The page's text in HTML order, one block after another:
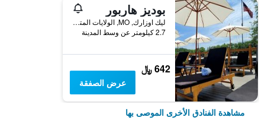
بوديز هاربور
ليك اوزارك, MO, الولايات المتحدة الأميريكية
2.7 كيلومتر عن وسط المدينة
642 ﷼
عرض الصفقة
مشاهدة الفنادق الأخرى الموصى بها